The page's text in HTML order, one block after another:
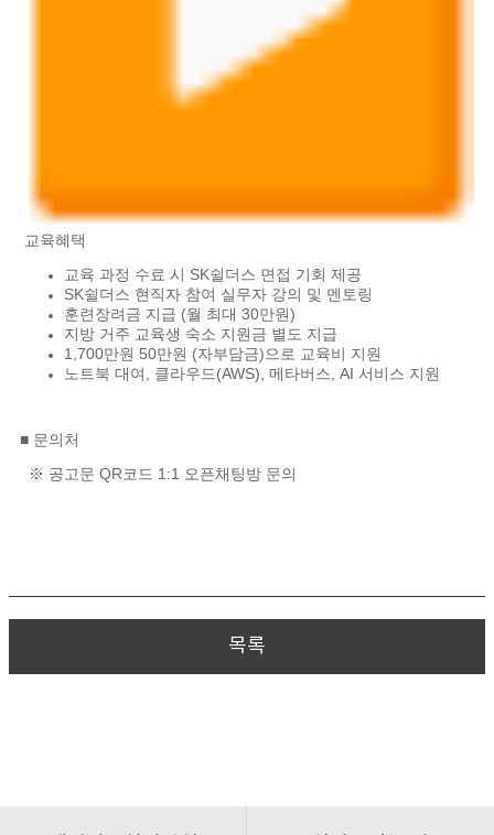
교육혜택
교육 과정 수료 시 SK쉴더스 면접 기회 제공
SK쉴더스 현직자 참여 실무자 강의 및 멘토링
훈련장려금 지급 (월 최대 30만원)
지방 거주 교육생 숙소 지원금 별도 지급
1,700만원 50만원 (자부담금)으로 교육비 지원
노트북 대여, 클라우드(AWS), 메타버스, AI 서비스 지원
■ 문의처
※ 공고문 QR코드 1:1 오픈채팅방 문의
목록